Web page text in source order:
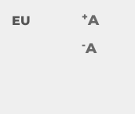
EU +A
-A